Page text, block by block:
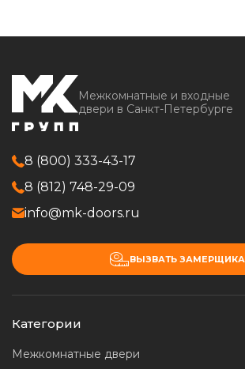
Межкомнатные и входные
двери в Санкт-Петербурге
8 (800) 333-43-17
8 (812) 748-29-09
info@mk-doors.ru
ВЫЗВАТЬ ЗАМЕРЩИКА
Категории
Межкомнатные двери